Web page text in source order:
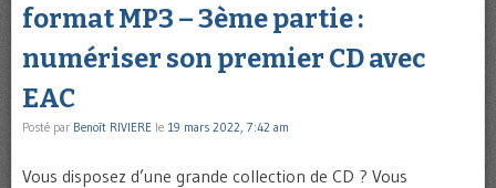
format MP3 – 3ème partie :
numériser son premier CD avec
EAC
Posté par Benoît RIVIERE le 19 mars 2022, 7:42 am
Vous disposez d’une grande collection de CD ? Vous